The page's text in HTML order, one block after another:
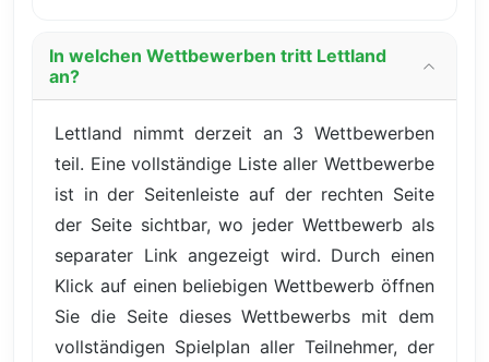
In welchen Wettbewerben tritt Lettland
an?
Lettland nimmt derzeit an 3 Wettbewerben
teil. Eine vollständige Liste aller Wettbewerbe
ist in der Seitenleiste auf der rechten Seite
der Seite sichtbar, wo jeder Wettbewerb als
separater Link angezeigt wird. Durch einen
Klick auf einen beliebigen Wettbewerb öffnen
Sie die Seite dieses Wettbewerbs mit dem
vollständigen Spielplan aller Teilnehmer, der